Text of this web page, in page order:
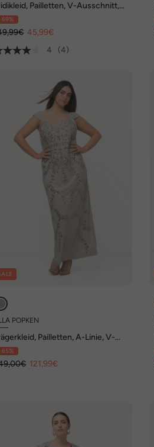
Pailletten, V-Ausschnitt,
69%
45,99€
4
(4)
POPKEN
Pailletten, A-Linie, V-
ärmellos
65%
121,99€